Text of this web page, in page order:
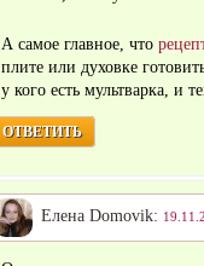
А самое главное, что
плите или духовке
у кого есть мультварка, и
ОТВЕТИТЬ
Елена Domovik: